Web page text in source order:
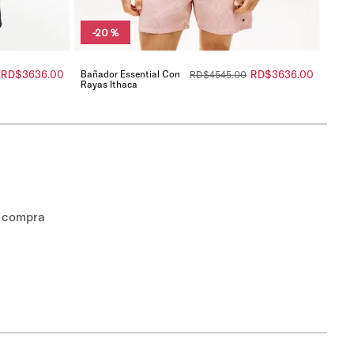
RD$3636.00
-20 %
Bañador Essential Con
Rayas Ithaca
RD$3636.00
RD$4545.00